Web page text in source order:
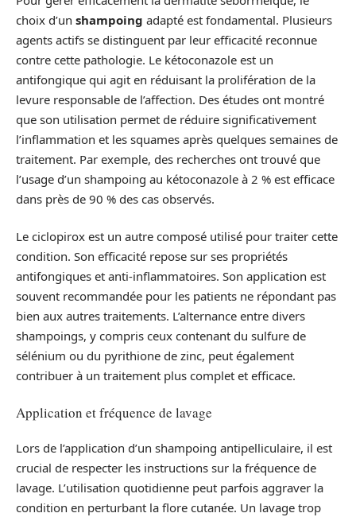
choix d’un shampoing adapté est fondamental. Plusieurs
agents actifs se distinguent par leur efficacité reconnue
contre cette pathologie. Le kétoconazole est un
antifongique qui agit en réduisant la prolifération de la
levure responsable de l’affection. Des études ont montré
que son utilisation permet de réduire significativement
l’inflammation et les squames après quelques semaines de
traitement. Par exemple, des recherches ont trouvé que
l’usage d’un shampoing au kétoconazole à 2 % est efficace
dans près de 90 % des cas observés.
Le ciclopirox est un autre composé utilisé pour traiter cette
condition. Son efficacité repose sur ses propriétés
antifongiques et anti-inflammatoires. Son application est
souvent recommandée pour les patients ne répondant pas
bien aux autres traitements. L’alternance entre divers
shampoings, y compris ceux contenant du sulfure de
sélénium ou du pyrithione de zinc, peut également
contribuer à un traitement plus complet et efficace.
Application et fréquence de lavage
Lors de l’application d’un shampoing antipelliculaire, il est
crucial de respecter les instructions sur la fréquence de
lavage. L’utilisation quotidienne peut parfois aggraver la
condition en perturbant la flore cutanée. Un lavage trop